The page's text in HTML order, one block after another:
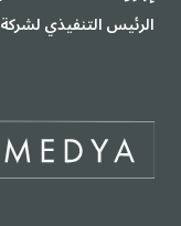
الرئيس التنفيذي لشركة ACUN MEDYA